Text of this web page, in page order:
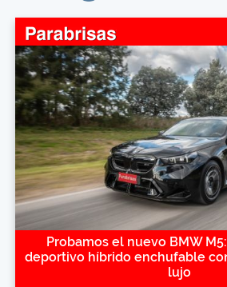
Probamos el nuevo BMW
deportivo híbrido enchufable
lujo